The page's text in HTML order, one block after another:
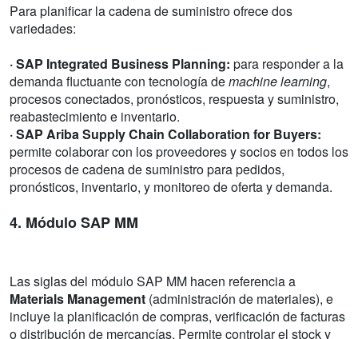
Para planificar la cadena de suministro ofrece dos
variedades:
· SAP Integrated Business Planning: para responder a la
demanda fluctuante con tecnología demachine learning,
procesos conectados, pronósticos, respuesta y suministro,
reabastecimiento e inventario.
· SAP Ariba Supply Chain Collaboration for Buyers:
permite colaborar con los proveedores y socios en todos los
procesos de cadena de suministro para pedidos,
pronósticos, inventario, y monitoreo de oferta y demanda.
4. Módulo SAP MM
Las siglas del módulo SAP MM hacen referencia a
Materials Management (administración de materiales), e
incluye la planificación de compras, verificación de facturas
o distribución de mercancías. Permite controlar el stock y